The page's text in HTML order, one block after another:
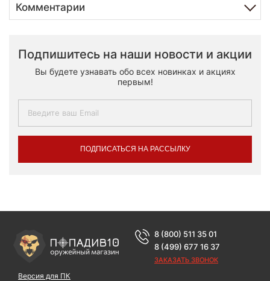
Комментарии
Подпишитесь на наши новости и акции
Вы будете узнавать обо всех новинках и акциях
первым!
ПОДПИСАТЬСЯ НА РАССЫЛКУ
Версия для ПК
8 (800) 511 35 01
8 (499) 677 16 37
ЗАКАЗАТЬ ЗВОНОК